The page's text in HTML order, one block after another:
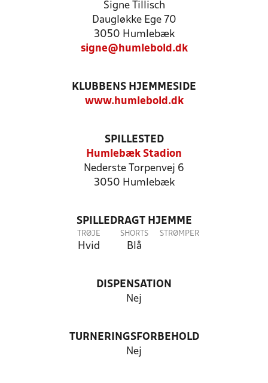
Signe Tillisch
Daugløkke Ege 70
3050 Humlebæk
signe@humlebold.dk
KLUBBENS HJEMMESIDE
www.humlebold.dk
SPILLESTED
Humlebæk Stadion
Nederste Torpenvej 6
3050 Humlebæk
SPILLEDRAGT HJEMME
TRØJE
Hvid
SHORTS
Blå
STRØMPER
DISPENSATION
Nej
TURNERINGSFORBEHOLD
Nej